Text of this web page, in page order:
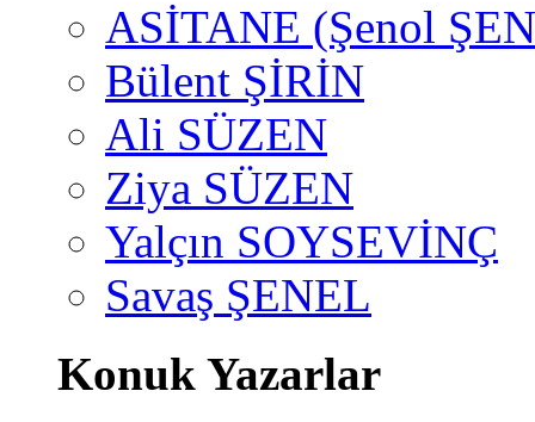
ASİTANE (Şenol
Bülent ŞİRİN
Ali SÜZEN
Ziya SÜZEN
Yalçın SOYSEVİNÇ
Savaş ŞENEL
Konuk Yazarlar